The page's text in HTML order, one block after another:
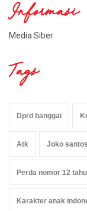
Informasi
Media Siber
Tags
Dprd banggai
Atk Joko
Perda nomor 12
Karakter anak